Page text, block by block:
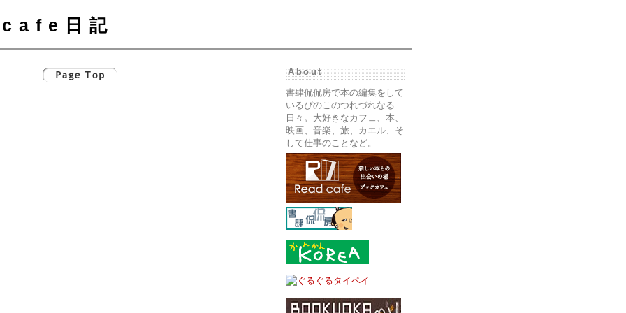
cafe日記
About
書肆侃侃房で本の編集をして
いるぴのこのつれづれなる
日々。大好きなカフェ、本、
映画、音楽、旅、カエル、そ
して仕事のことなど。